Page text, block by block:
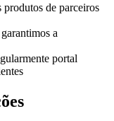
produtos de parceiros
a
portal